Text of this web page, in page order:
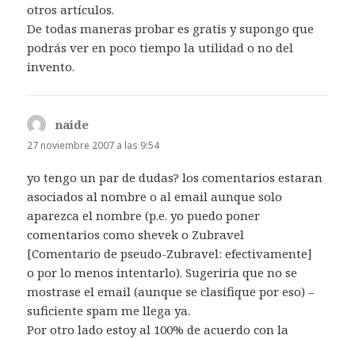
otros artículos.
De todas maneras probar es gratis y supongo que
podrás ver en poco tiempo la utilidad o no del
invento.
naide
27 noviembre 2007 a las 9:54
yo tengo un par de dudas? los comentarios estaran
asociados al nombre o al email aunque solo
aparezca el nombre (p.e. yo puedo poner
comentarios como shevek o Zubravel
[Comentario de pseudo-Zubravel: efectivamente]
o por lo menos intentarlo). Sugeriria que no se
mostrase el email (aunque se clasifique por eso) –
suficiente spam me llega ya.
Por otro lado estoy al 100% de acuerdo con la